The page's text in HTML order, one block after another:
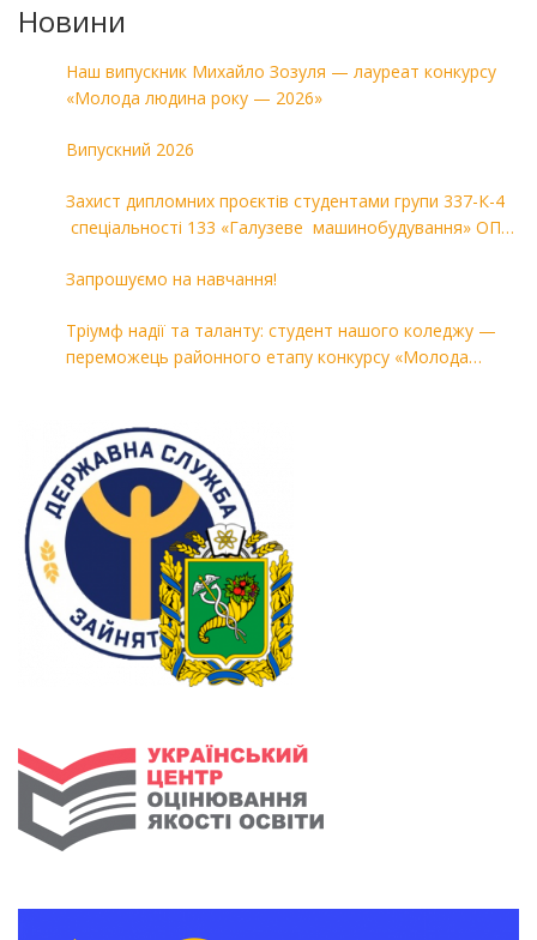
Новини
Наш випускник Михайло Зозуля — лауреат конкурсу
«Молода людина року — 2026»
Випускний 2026
Захист дипломних проєктів студентами групи 337-К-4
спеціальності 133 «Галузеве машинобудування» ОПП
Запрошуємо на навчання!
Тріумф надії та таланту: студент нашого коледжу —
переможець районного етапу конкурсу «Молода